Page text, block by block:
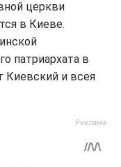
церкви
в Киеве.
патриархата в
Киевский и всея